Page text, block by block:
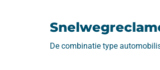
De combinatie type